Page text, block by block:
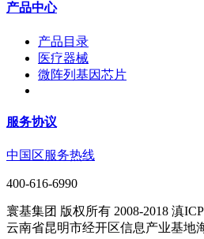
产品中心
产品目录
医疗器械
微阵列基因芯片
服务协议
中国区服务热线
400-616-6990
寰基集团 版权所有 2008-2018 滇
云南省昆明市经开区信息产业基地